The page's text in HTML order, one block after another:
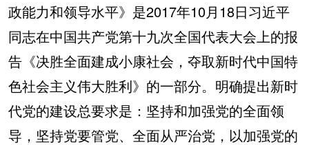
政能力和领导水平》是2017年10月18日习近平
同志在中国共产党第十九次全国代表大会上的报
告《决胜全面建成小康社会，夺取新时代中国特
色社会主义伟大胜利》的一部分。明确提出新时
代党的建设总要求是：坚持和加强党的全面领
导，坚持党要管党、全面从严治党，以加强党的